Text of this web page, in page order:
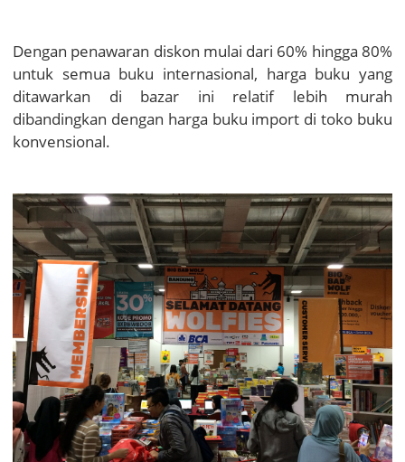
Dengan penawaran diskon mulai dari 60% hingga 80%
untuk semua buku internasional, harga buku yang
ditawarkan di bazar ini relatif lebih murah
dibandingkan dengan harga buku import di toko buku
konvensional.